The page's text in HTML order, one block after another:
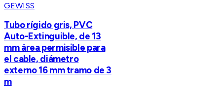
GEWISS
Tubo rígido gris, PVC
Auto-Extinguible, de 13
mm área permisible para
el cable, diámetro
externo 16 mm tramo de 3
m